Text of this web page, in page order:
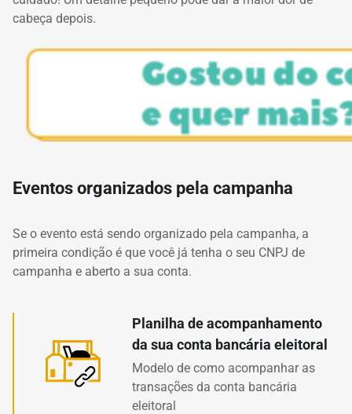
cabeça depois.
Eventos organizados pela campanha
Se o evento está sendo organizado pela campanha, a
primeira condição é que você já tenha o seu CNPJ de
campanha e aberto a sua conta.
Planilha de acompanhamento
da sua conta bancária eleitoral
Modelo de como acompanhar as
transações da conta bancária
eleitoral